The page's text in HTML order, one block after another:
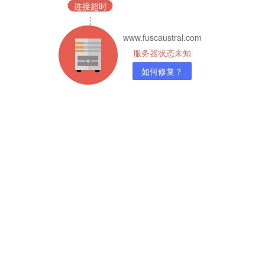
连接超时
www.fuscaustral.com
服务器状态未知
如何修复？